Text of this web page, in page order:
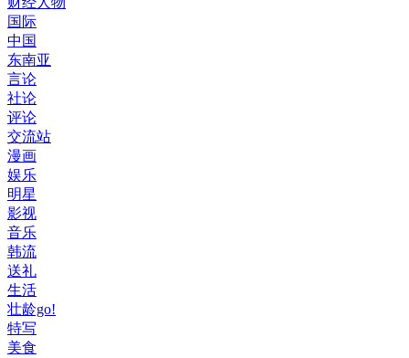
国际
中国
东南亚
言论
社论
评论
交流站
漫画
娱乐
明星
影视
音乐
韩流
送礼
生活
壮龄go!
特写
美食